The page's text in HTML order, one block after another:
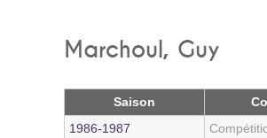
Marchoul, Guy
Saison
1986‑1987